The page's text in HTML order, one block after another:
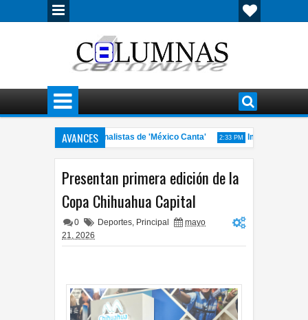
AVANCES
a los siete semifinalistas de 'México Canta' 2:33 PM
Impugnó Morena
Presentan primera edición de la
Copa Chihuahua Capital
0 Deportes, Principal
mayo
21, 2026